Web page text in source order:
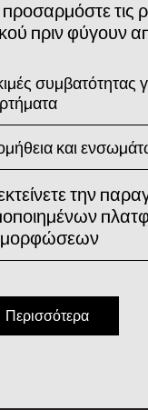
προσαρμόστε τις
πριν φύγουν
συμβατότητας
και
την
Περισσότερα